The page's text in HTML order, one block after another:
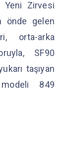
Yeni Zirvesi
önde gelen
orta-arka
SF90
taşıyan
849